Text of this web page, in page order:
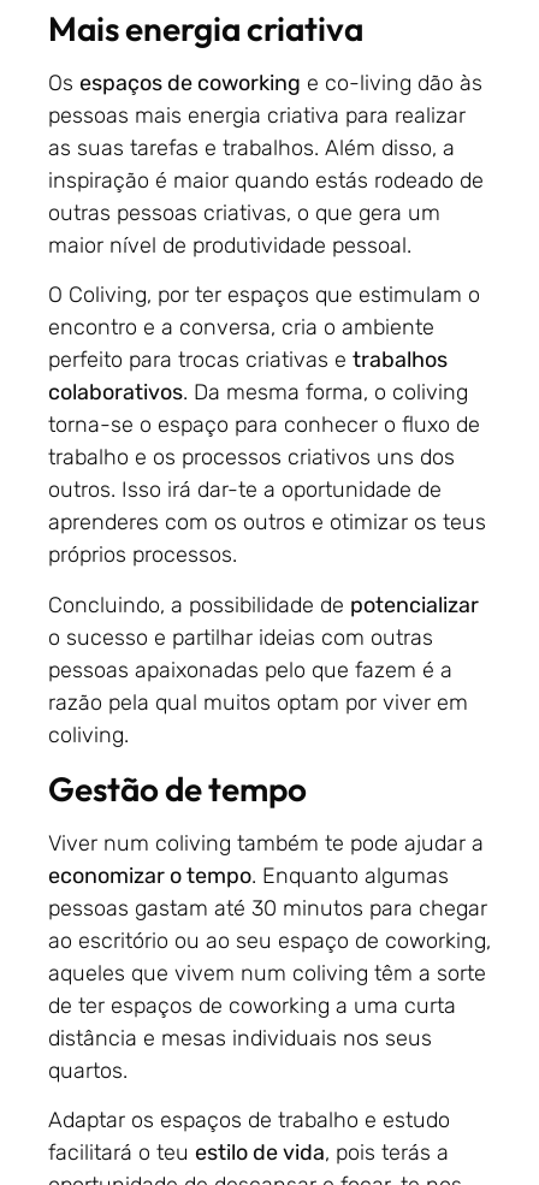
Mais energia criativa
Os espaços de coworking e co-living dão às
pessoas mais energia criativa para realizar
as suas tarefas e trabalhos. Além disso, a
inspiração é maior quando estás rodeado de
outras pessoas criativas, o que gera um
maior nível de produtividade pessoal.
O Coliving, por ter espaços que estimulam o
encontro e a conversa, cria o ambiente
perfeito para trocas criativas e trabalhos
colaborativos. Da mesma forma, o coliving
torna-se o espaço para conhecer o fluxo de
trabalho e os processos criativos uns dos
outros. Isso irá dar-te a oportunidade de
aprenderes com os outros e otimizar os teus
próprios processos.
Concluindo, a possibilidade de potencializar
o sucesso e partilhar ideias com outras
pessoas apaixonadas pelo que fazem é a
razão pela qual muitos optam por viver em
coliving.
Gestão de tempo
Viver num coliving também te pode ajudar a
economizar o tempo. Enquanto algumas
pessoas gastam até 30 minutos para chegar
ao escritório ou ao seu espaço de coworking,
aqueles que vivem num coliving têm a sorte
de ter espaços de coworking a uma curta
distância e mesas individuais nos seus
quartos.
Adaptar os espaços de trabalho e estudo
facilitará o teu estilo de vida, pois terás a